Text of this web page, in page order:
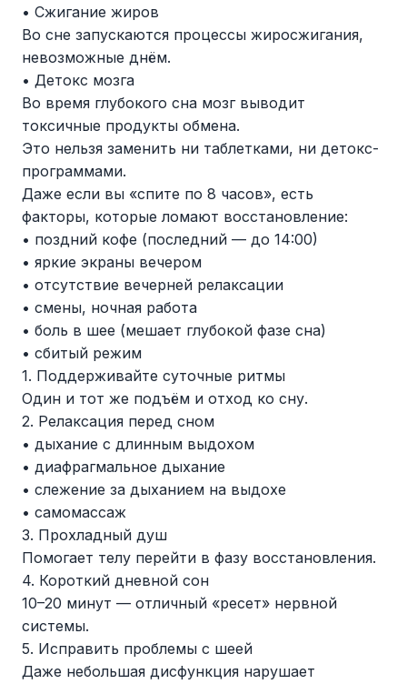
• Сжигание жиров
Во сне запускаются процессы жиросжигания,
невозможные днём.
• Детокс мозга
Во время глубокого сна мозг выводит
токсичные продукты обмена.
Это нельзя заменить ни таблетками, ни детокс-
программами.
Даже если вы «спите по 8 часов», есть
факторы, которые ломают восстановление:
• поздний кофе (последний — до 14:00)
• яркие экраны вечером
• отсутствие вечерней релаксации
• смены, ночная работа
• боль в шее (мешает глубокой фазе сна)
• сбитый режим
1. Поддерживайте суточные ритмы
Один и тот же подъём и отход ко сну.
2. Релаксация перед сном
• дыхание с длинным выдохом
• диафрагмальное дыхание
• слежение за дыханием на выдохе
• самомассаж
3. Прохладный душ
Помогает телу перейти в фазу восстановления.
4. Короткий дневной сон
10–20 минут — отличный «ресет» нервной
системы.
5. Исправить проблемы с шеей
Даже небольшая дисфункция нарушает